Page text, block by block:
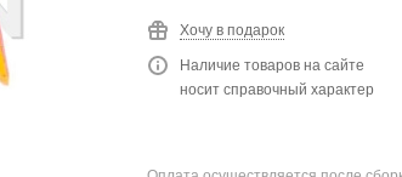
Хочу в подарок
Наличие товаров на сайте
носит справочный характер